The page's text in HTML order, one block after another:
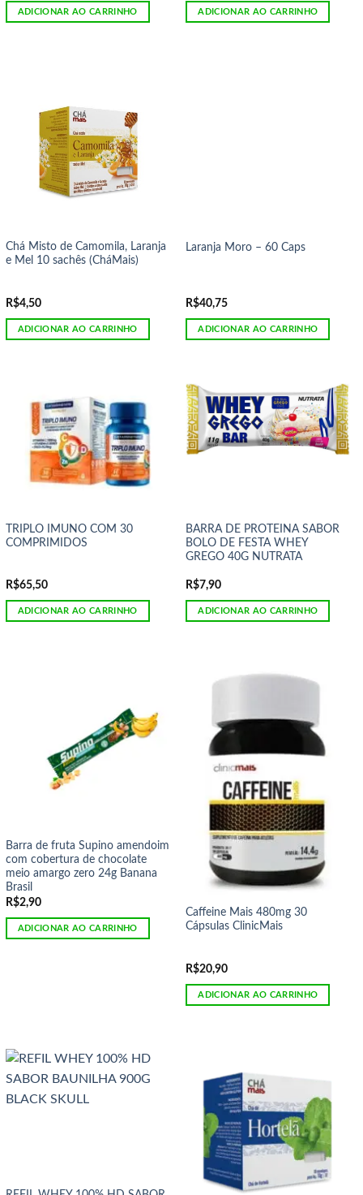
ADICIONAR AO CARRINHO ADICIONAR AO CARRINHO
Chá Misto de Camomila, Laranja
e Mel 10 sachês (CháMais)
R$4,50
ADICIONAR AO CARRINHO
Laranja Moro – 60 Caps
R$40,75
ADICIONAR AO CARRINHO
TRIPLO IMUNO COM 30
COMPRIMIDOS
R$65,50
ADICIONAR AO CARRINHO
BARRA DE PROTEINA SABOR
BOLO DE FESTA WHEY
GREGO 40G NUTRATA
R$7,90
ADICIONAR AO CARRINHO
Barra de fruta Supino amendoim
com cobertura de chocolate
meio amargo zero 24g Banana
Brasil
R$2,90
ADICIONAR AO CARRINHO
Caffeine Mais 480mg 30
Cápsulas ClinicMais
R$20,90
ADICIONAR AO CARRINHO